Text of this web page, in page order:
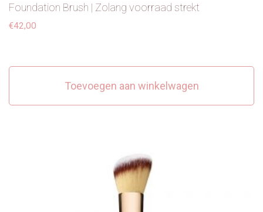
Foundation Brush | Zolang voorraad strekt
€42,00
Toevoegen aan winkelwagen